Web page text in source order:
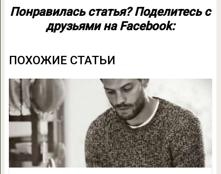
Понравилась статья? Поделитесь с
друзьями на Facebook:
ПОХОЖИЕ СТАТЬИ